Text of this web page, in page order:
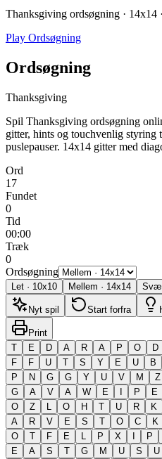
Thanksgiving ordsøgning · 14x14
Play Ordsøgning
Ordsøgning
Thanksgiving
Spil Thanksgiving ordsøgning
gitter, hints og touchvenlig styring
puslepauser. 14x14 gitter med
Ord
17
Fundet
0
Tid
00:00
Træk
0
Ordsøgning
Let · 10x10 Mellem · 14x14
Nyt spil Start forfra
Print
T
E D A R A P O D
F
F U T S Y E U B
P
N G G Y U V M Z
G
A V A W E I P E
O
Z L O H T U R K
A
R V E S T O C K
O
T F E L P X I P
E
A S T G M U S U